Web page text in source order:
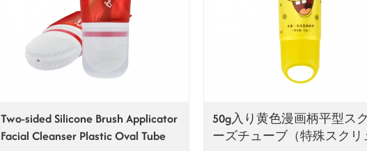
Two-sided Silicone Brush Applicator
Facial Cleanser Plastic Oval Tube
50g入り黄色漫画柄平型ス
ーズチューブ（特殊スクリ